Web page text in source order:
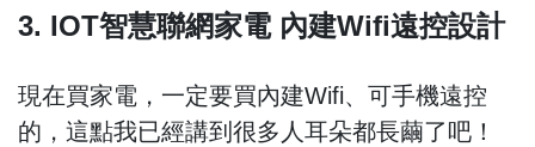
3. IOT智慧聯網家電 內建Wifi遠控設計
現在買家電，一定要買內建Wifi、可手機遠控
的，這點我已經講到很多人耳朵都長繭了吧！